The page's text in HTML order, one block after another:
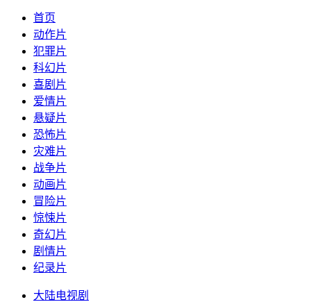
首页
动作片
犯罪片
科幻片
喜剧片
爱情片
悬疑片
恐怖片
灾难片
战争片
动画片
冒险片
惊悚片
奇幻片
剧情片
纪录片
大陆电视剧